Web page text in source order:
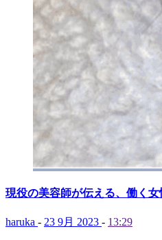
現役の美容師が伝える、働く
haruka - 23 9月 2023 - 13:29